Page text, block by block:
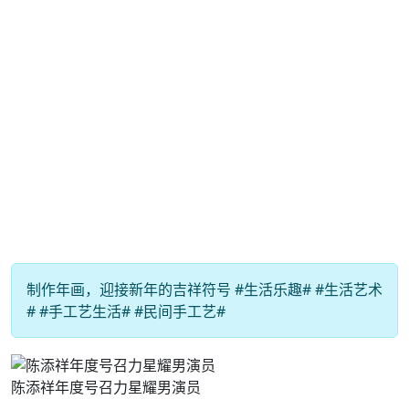
制作年画，迎接新年的吉祥符号 #生活乐趣# #生活艺术
# #手工艺生活# #民间手工艺#
陈添祥年度号召力星耀男演员